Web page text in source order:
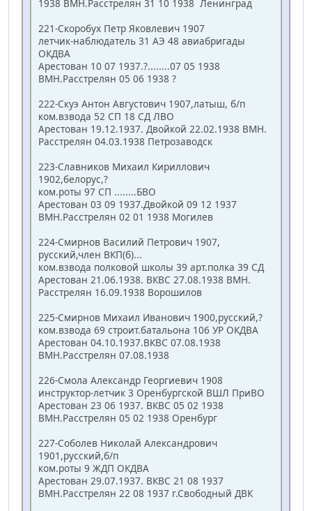
1938 ВМН.Расстрелян 31 10 1938 Ленинград
221-Скоробух Петр Яковлевич 1907
летчик-наблюдатель 31 АЭ 48 авиабригады
ОКДВА
Арестован 10 07 1937.?........07 05 1938
ВМН.Расстрелян 05 06 1938 ?
222-Скуэ Антон Августович 1907,латыш, б/п
ком.взвода 52 СП 18 СД ЛВО
Арестован 19.12.1937. Двойкой 22.02.1938 ВМН.
Расстрелян 04.03.1938 Петрозаводск
223-Славников Михаил Кириллович
1902,белорус,?
ком.роты 97 СП ........БВО
Арестован 03 09 1937.Двойкой 09 12 1937
ВМН.Расстрелян 02 01 1938 Могилев
224-Смирнов Василий Петрович 1907,
русский,член ВКП(б)...
ком.взвода полковой школы 39 арт.полка 39 СД
Арестован 21.06.1938. ВКВС 27.08.1938 ВМН.
Расстрелян 16.09.1938 Ворошилов
225-Смирнов Михаил Иванович 1900,русский,?
ком.взвода 69 строит.батальона 106 УР ОКДВА
Арестован 04.10.1937.ВКВС 07.08.1938
ВМН.Расстрелян 07.08.1938
226-Смола Александр Георгиевич 1908
инструктор-летчик 3 Оренбургской ВШЛ ПриВО
Арестован 23 06 1937. ВКВС 05 02 1938
ВМН.Расстрелян 05 02 1938 Оренбург
227-Соболев Николай Александрович
1901,русский,б/п
ком.роты 9 ЖДП ОКДВА
Арестован 29.07.1937. ВКВС 21 08 1937
ВМН.Расстрелян 22 08 1937 г.Свободный ДВК